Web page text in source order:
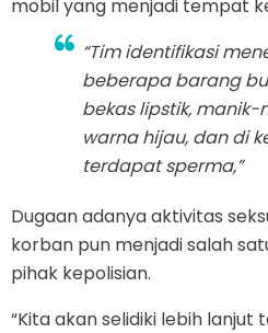
mobil yang menjadi tempat
“Tim identifikasi
beberapa barang
bekas lipstik, manik-
warna hijau, dan di
terdapat sperma,”
Dugaan adanya aktivitas
korban pun menjadi salah
pihak kepolisian.
“Kita akan selidiki lebih